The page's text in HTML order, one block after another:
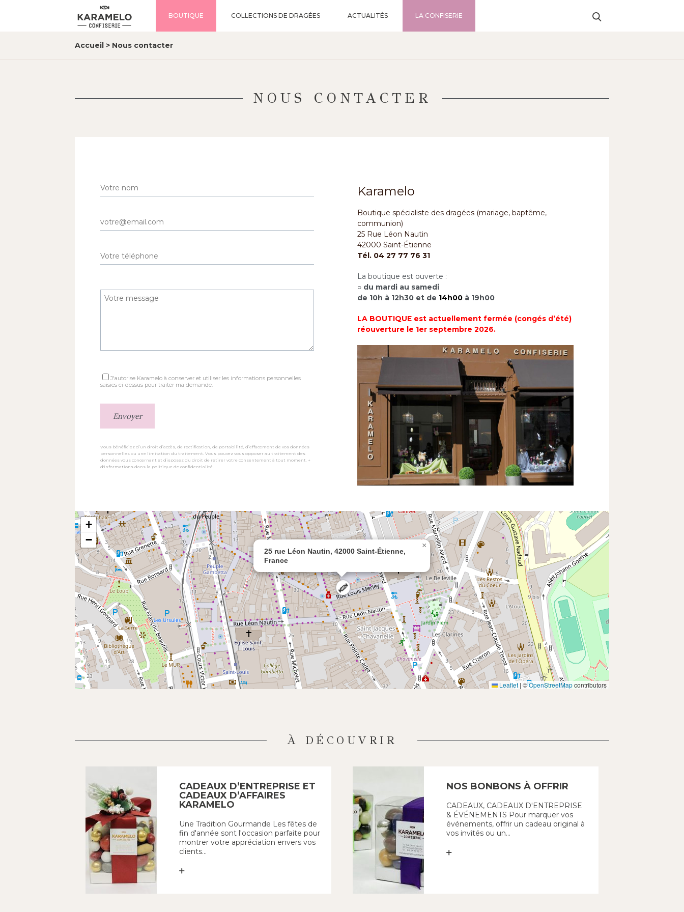
BOUTIQUE COLLECTIONS DE DRAGÉES ACTUALITÉS LA CONFISERIE
Accueil > Nous contacter
NOUS CONTACTER
J'autorise Karamelo à conserver et utiliser les informations personnelles
saisies ci-dessus pour traiter ma demande.
Vous bénéficiez d’un droit d’accès, de rectification, de portabilité, d’effacement de vos données
personnelles ou une limitation du traitement. Vous pouvez vous opposer au traitement des
données vous concernant et disposez du droit de retirer votre consentement à tout moment. +
d'informations dans la politique de confidentialité.
Karamelo
Boutique spécialiste des dragées (mariage, baptême,
communion)
25 Rue Léon Nautin
42000 Saint-Étienne
Tél. 04 27 77 76 31
La boutique est ouverte :
○ du mardi au samedi
de 10h à 12h30 et de 14h00 à 19h00
LA BOUTIQUE est actuellement fermée (congés d’été)
réouverture le 1er septembre 2026.
25 rue Léon Nautin, 42000 Saint-Étienne,
France
×
+
−
Leaflet | ©OpenStreetMapcontributors
À DÉCOUVRIR
CADEAUX D’ENTREPRISE ET
CADEAUX D’AFFAIRES
KARAMELO
Une Tradition Gourmande Les fêtes de
fin d'année sont l'occasion parfaite pour
montrer votre appréciation envers vos
clients...
NOS BONBONS À OFFRIR
CADEAUX, CADEAUX D'ENTREPRISE
& ÉVÉNEMENTS Pour marquer vos
événements, offrir un cadeau original à
vos invités ou un...